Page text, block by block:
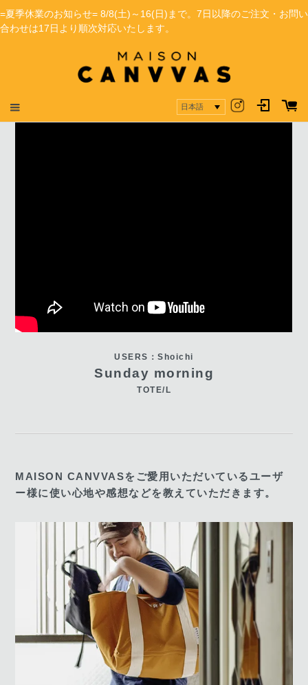
=夏季休業のお知らせ= 8/8(土)～16(日)まで。7日以降のご注文・お問い
合わせは17日より順次対応いたします。
日本語
USERS：Shoichi
Sunday morning
TOTE/L
MAISON CANVVASをご愛用いただいているユーザ
ー様に使い心地や感想などを教えていただきます。